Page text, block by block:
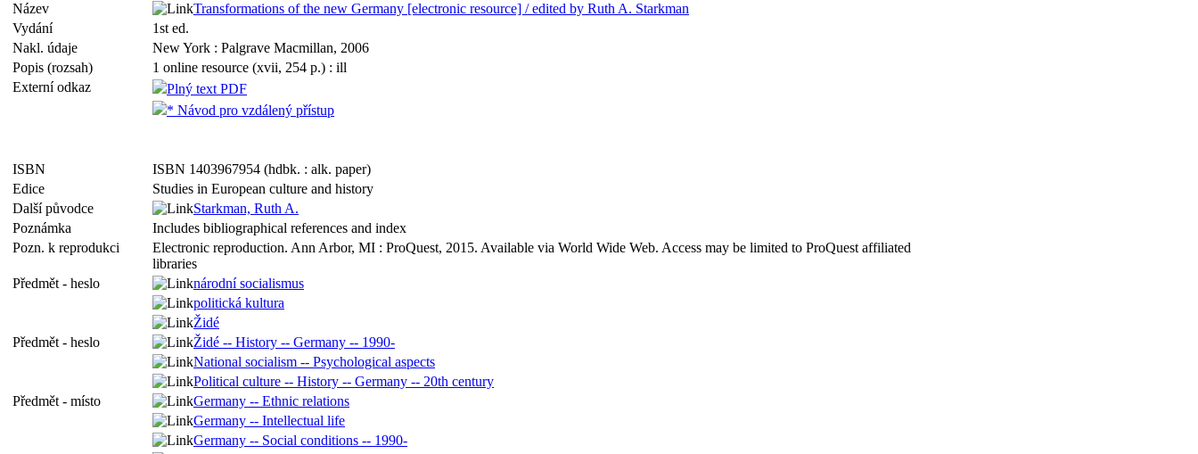
Název
Transformations of the new Germany [electronic resource] / edited by Ruth A. Starkman
Vydání
1st ed.
Nakl. údaje
New York : Palgrave Macmillan, 2006
Popis (rozsah)
1 online resource (xvii, 254 p.) : ill
Externí odkaz
Plný text PDF
* Návod pro vzdálený přístup
ISBN
ISBN 1403967954 (hdbk. : alk. paper)
Edice
Studies in European culture and history
Další původce
Starkman, Ruth A.
Poznámka
Includes bibliographical references and index
Pozn. k reprodukci
Electronic reproduction. Ann Arbor, MI : ProQuest, 2015. Available via World Wide Web. Access may be limited to ProQuest affiliated
libraries
Předmět - heslo
národní socialismus
politická kultura
Židé
Předmět - heslo
Židé -- History -- Germany -- 1990-
National socialism -- Psychological aspects
Political culture -- History -- Germany -- 20th century
Předmět - místo
Germany -- Ethnic relations
Germany -- Intellectual life
Germany -- Social conditions -- 1990-